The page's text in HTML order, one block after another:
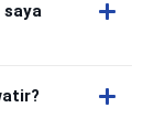
saya